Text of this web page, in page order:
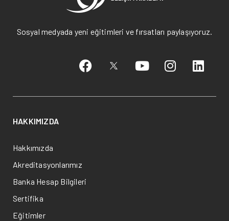
Sosyal medyada yeni eğitimleri ve fırsatları paylaşıyoruz.
HAKKIMIZDA
Hakkımızda
Akreditasyonlarımız
Banka Hesap Bilgileri
Sertifika
Eğitimler